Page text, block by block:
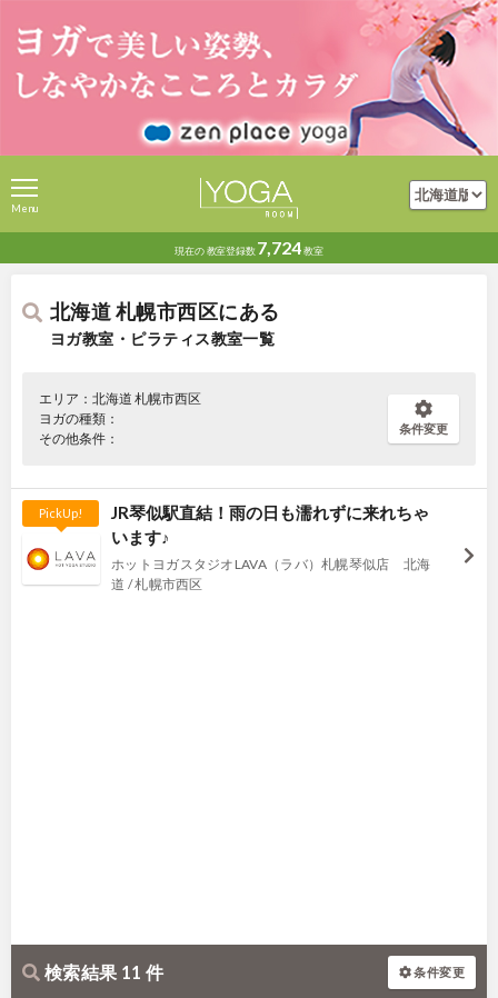
現在の教室登録数 7,724教室
Menu
北海道 札幌市西区にある
ヨガ教室・ピラティス教室一覧
エリア：北海道 札幌市西区
ヨガの種類：
その他条件：
条件変更
PickUp!
JR琴似駅直結！雨の日も濡れずに来れちゃ
います♪
ホットヨガスタジオLAVA（ラバ）札幌琴似店 北海
道 / 札幌市西区
検索結果 11 件 条件変更